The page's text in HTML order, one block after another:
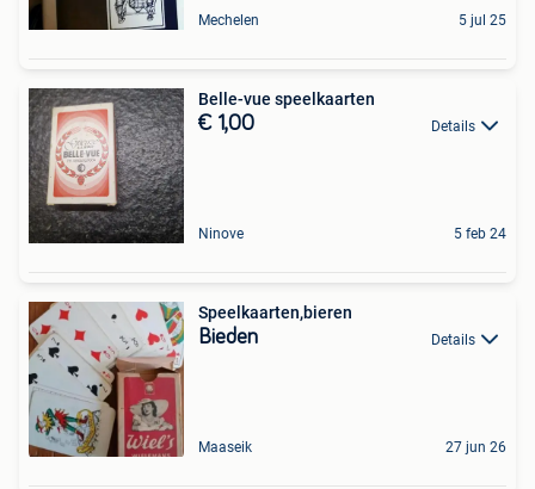
Mechelen 5 jul 25
Belle-vue speelkaarten
€ 1,00 Details
Ninove 5 feb 24
Speelkaarten,bieren
Bieden Details
Maaseik 27 jun 26